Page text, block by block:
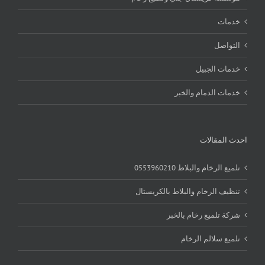
خدمات
التواصل
خدمات الجبيل
خدمات الدمام والخبر
احدث المقالات
تلميع الرخام والبلاط 0553960210
تنظيف الرخام والبلاط بالكريستال
شركة تلميع رخام بالخبر
تلميع سلالم الرخام